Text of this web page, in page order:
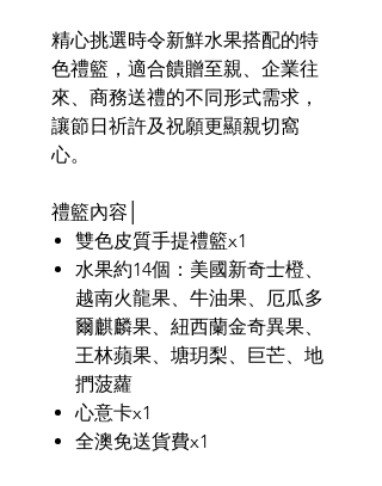
精心挑選時令新鮮水果搭配的特
色禮籃，適合饋贈至親、企業往
來、商務送禮的不同形式需求，
讓節日祈許及祝願更顯親切窩
心。
禮籃內容│
雙色皮質手提禮籃x1
水果約14個：美國新奇士橙、
越南火龍果、牛油果、厄瓜多
爾麒麟果、紐西蘭金奇異果、
王林蘋果、塘玥梨、巨芒、地
捫菠蘿
心意卡x1
全澳免送貨費x1